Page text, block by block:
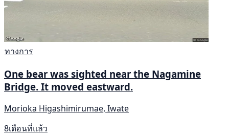
ทางการ
One bear was sighted near the Nagamine
Bridge. It moved eastward.
Morioka Higashimirumae, Iwate
8เดือนที่แล้ว